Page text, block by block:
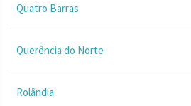
Quatro Barras
Querência do Norte
Rolândia